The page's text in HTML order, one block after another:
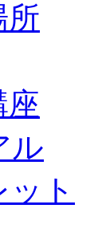
所
座
ル
ト